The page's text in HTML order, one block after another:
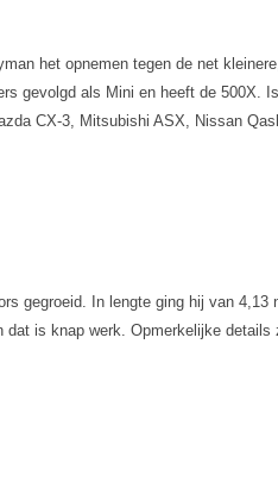
het opnemen tegen de net
gevolgd als Mini en heeft de
CX-3, Mitsubishi ASX, Nissan
gegroeid. In lengte ging hij van
is knap werk. Opmerkelijke